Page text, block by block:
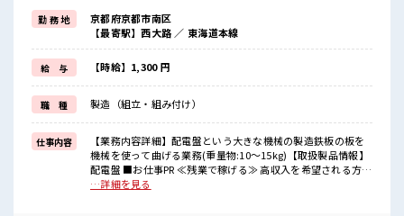
週末は家族や友人と一緒にプライベート満喫！
≪モチベーションもUP≫
派手過ぎなければ髪型や髪色自由♪
(規定有)≪動きやすい制服アリ≫
制服があるので、
毎日の服装の悩み解消♪
≪未経験OKの仕事≫
新しいことにチャレンジするのは不安だけど、
しっかり働く環境が整っています！
イチからスキルUP・ステップUP目指していきましょう！
■職場の雰囲気
キバツ過ぎなければ髪色・髪型は自由！
勤 務 地
京都府京都市南区
【最寄駅】西大路 ／ 東海道本線
給 与 【時給】1,300 円
職 種 製造（組立・組み付け）
仕事内容
【業務内容詳細】配電盤という大きな機械の製造鉄板の板を
機械を使って曲げる業務(重量物:10～15kg)【取扱製品情報】
配電盤 ■お仕事PR ≪残業で稼げる≫ 高収入を希望される方に
オススメ。 残業は月20時間以上あります♪ ≪週休2日制≫ 週
…詳細を見る